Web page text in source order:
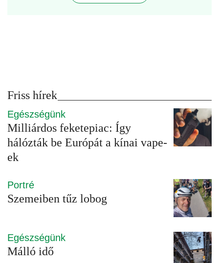
Friss hírek
Egészségünk
Milliárdos feketepiac: Így
hálózták be Európát a kínai vape-
ek
Portré
Szemeiben tűz lobog
Egészségünk
Málló idő